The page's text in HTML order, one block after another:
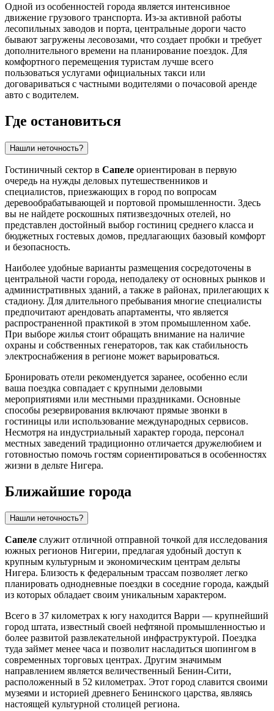
Одной из особенностей города является интенсивное
движение грузового транспорта. Из-за активной работы
лесопильных заводов и порта, центральные дороги часто
бывают загружены лесовозами, что создает пробки и требует
дополнительного времени на планирование поездок. Для
комфортного перемещения туристам лучше всего
пользоваться услугами официальных такси или
договариваться с частными водителями о почасовой аренде
авто с водителем.
Где остановиться
Нашли неточность?
Гостиничный сектор в Сапеле ориентирован в первую
очередь на нужды деловых путешественников и
специалистов, приезжающих в город по вопросам
деревообрабатывающей и портовой промышленности. Здесь
вы не найдете роскошных пятизвездочных отелей, но
представлен достойный выбор гостиниц среднего класса и
бюджетных гостевых домов, предлагающих базовый комфорт
и безопасность.
Наиболее удобные варианты размещения сосредоточены в
центральной части города, неподалеку от основных рынков и
административных зданий, а также в районах, прилегающих к
стадиону. Для длительного пребывания многие специалисты
предпочитают арендовать апартаменты, что является
распространенной практикой в этом промышленном хабе.
При выборе жилья стоит обращать внимание на наличие
охраны и собственных генераторов, так как стабильность
электроснабжения в регионе может варьироваться.
Бронировать отели рекомендуется заранее, особенно если
ваша поездка совпадает с крупными деловыми
мероприятиями или местными праздниками. Основные
способы резервирования включают прямые звонки в
гостиницы или использование международных сервисов.
Несмотря на индустриальный характер города, персонал
местных заведений традиционно отличается дружелюбием и
готовностью помочь гостям сориентироваться в особенностях
жизни в дельте Нигера.
Ближайшие города
Нашли неточность?
Сапеле служит отличной отправной точкой для исследования
южных регионов Нигерии, предлагая удобный доступ к
крупным культурным и экономическим центрам дельты
Нигера. Близость к федеральным трассам позволяет легко
планировать однодневные поездки в соседние города, каждый
из которых обладает своим уникальным характером.
Всего в 37 километрах к югу находится Варри — крупнейший
город штата, известный своей нефтяной промышленностью и
более развитой развлекательной инфраструктурой. Поездка
туда займет менее часа и позволит насладиться шопингом в
современных торговых центрах. Другим значимым
направлением является величественный Бенин-Сити,
расположенный в 52 километрах. Этот город славится своими
музеями и историей древнего Бенинского царства, являясь
настоящей культурной столицей региона.